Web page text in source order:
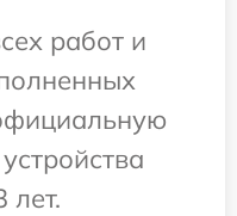
работ и
лет.